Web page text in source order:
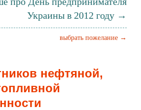
Украины в 2012 году →
выбрать пожелание →
нефтяной,